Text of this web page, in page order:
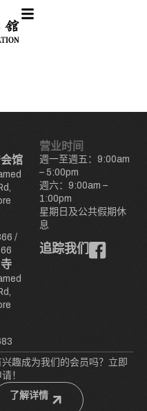
馆
/
营业时间
週一至週五：9:00am
– 5:00pm
週六：9:00am –
1:00pm
星期日及公共假期休
息
追踪我们
兴趣成为我们的会员吗？立即
！
了解详情